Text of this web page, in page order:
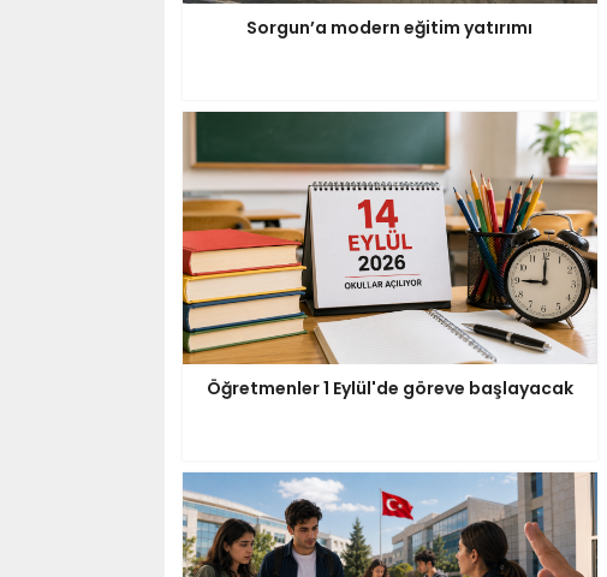
Sorgun’a modern eğitim yatırımı
Öğretmenler 1 Eylül'de göreve başlayacak